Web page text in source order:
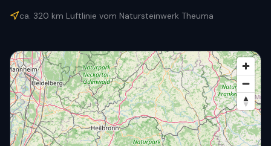
ca. 320 km Luftlinie vom Natursteinwerk Theuma